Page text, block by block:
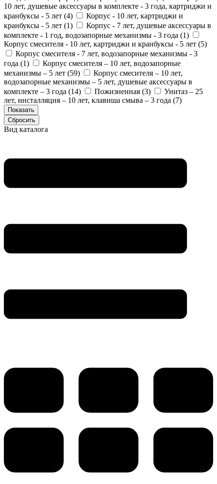
10 лет, душевые аксессуары в комплекте - 3 года, картриджи и
кранбуксы - 5 лет (4)
Корпус - 10 лет, картриджи и
кранбуксы - 5 лет (1)
Корпус - 7 лет, душевые аксессуары в
комплекте - 1 год, водозапорные механизмы - 3 года (1)
Корпус смесителя - 10 лет, картриджи и кранбуксы - 5 лет (5)
Корпус смесителя - 7 лет, водозапорные механизмы - 3
года (1)
Корпус смесителя – 10 лет, водозапорные
механизмы – 5 лет (59)
Корпус смесителя – 10 лет,
водозапорные механизмы – 5 лет, душевые аксессуары в
комплекте – 3 года (14) Пожизненная (3)
Унитаз – 25
лет, инсталляция – 10 лет, клавиша смыва – 3 года (7)
Вид каталога